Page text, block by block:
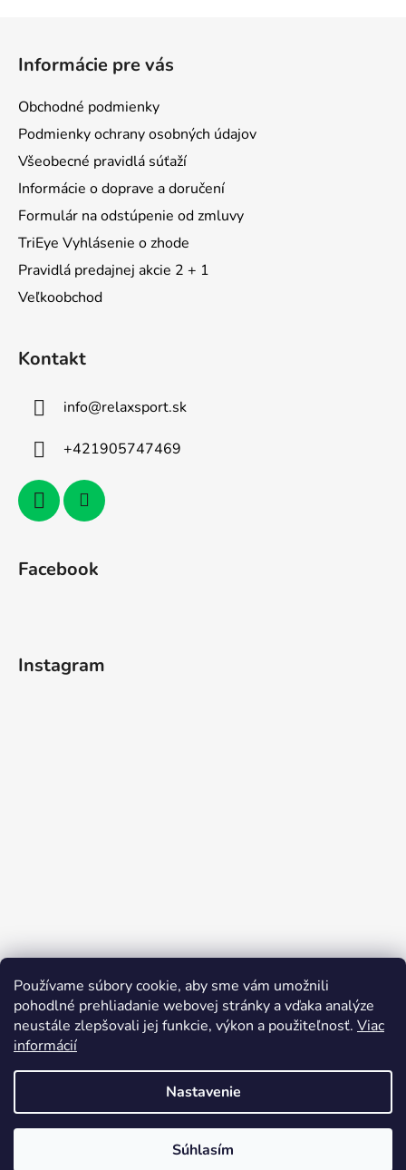
Používame súbory cookie, aby sme vám umožnili
pohodlné prehliadanie webovej stránky a vďaka analýze
neustále zlepšovali jej funkcie, výkon a použiteľnosť. Viac
informácií
Nastavenie
Súhlasím
Informácie pre vás
Obchodné podmienky
Podmienky ochrany osobných údajov
Všeobecné pravidlá súťaží
Informácie o doprave a doručení
Formulár na odstúpenie od zmluvy
TriEye Vyhlásenie o zhode
Pravidlá predajnej akcie 2 + 1
Veľkoobchod
Kontakt
info@relaxsport.sk
+421905747469
Facebook
Instagram
Sledovať na Instagrame
Vytvoril Shoptet